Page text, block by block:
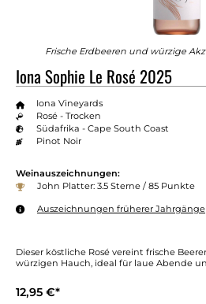
Frische Erdbeeren und würzige
Iona Sophie Le Rosé 2025
Iona Vineyards
Rosé - Trocken
Südafrika - Cape South Coast
Pinot Noir
Weinauszeichnungen:
John Platter: 3.5 Sterne / 85 Punkte
Auszeichnungen früherer Jahrgänge
Dieser köstliche Rosé vereint frische
würzigen Hauch, ideal für laue Abende
12,95 €*